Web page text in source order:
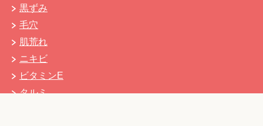
黒ずみ
毛穴
肌荒れ
ニキビ
ビタミンE
タルミ